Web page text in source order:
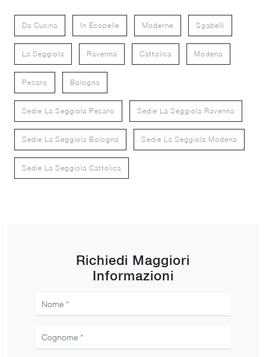
Da Cucina In Ecopelle Moderne Sgabelli
La Seggiola Ravenna Cattolica Modena
Pesaro Bologna
Sedie La Seggiola Pesaro Sedie La Seggiola Ravenna
Sedie La Seggiola Bologna Sedie La Seggiola Modena
Sedie La Seggiola Cattolica
Richiedi Maggiori
Informazioni